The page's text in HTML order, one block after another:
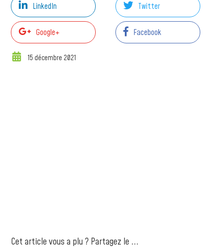
LinkedIn Twitter
Google+ Facebook
15 décembre 2021
Cet article vous a plu ? Partagez le ...